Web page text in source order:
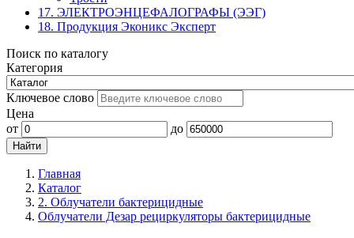
17. ЭЛЕКТРО­ЭНЦЕФАЛОГРАФЫ (ЭЭГ)
18. Продукция Эконикс Эксперт
Поиск по каталогу
Категория
Ключевое слово
Цена
от
до
Главная
Каталог
2. Облучатели бактерицидные
Облучатели Дезар рециркуляторы бактерицидные